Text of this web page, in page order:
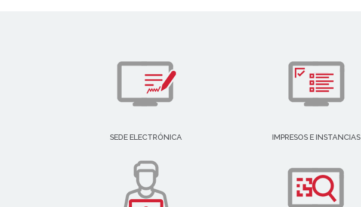
SEDE ELECTRÓNICA IMPRESOS E INSTANCIAS